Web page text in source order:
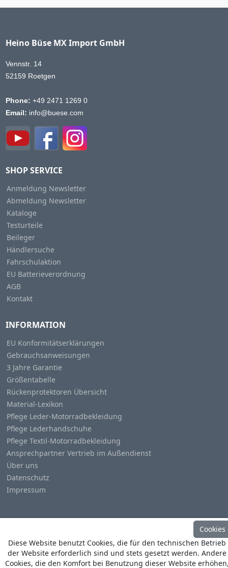
Heino Büse MX Import GmbH
Vennstr. 14
52159 Roetgen
Phone: +49 2471 1269 0
Email: info@buese.com
SHOP SERVICE
Anmeldung Newsletter
Abmeldung Newsletter
Kataloge
Testurteile
Beileger
Händlersuche
Fahrschulaktion
EU Batterieverordnung
AGB
Kontakt
INFORMATION
EU Konformitätserklärungen
Gebrauchsanweisungen
3 Jahre Garantie
Größentabelle
Rückenprotektoren Übersicht
Material-Lexikon
Pflege Leder-Motorradbekleidung
Pflege Lederhandschuhe
Pflege Textil-Motorradbekleidung
Ansprechpartner Vertrieb im Außendienst
Über uns
Datenschutz
Impressum
© CopyrightHeino Büse MX Import GmbH. All Rights
Reserved
Cookies
Diese Website benutzt Cookies, die für den technischen Betrieb
der Website erforderlich sind und stets gesetzt werden. Andere
Cookies, die den Komfort bei Benutzung dieser Website